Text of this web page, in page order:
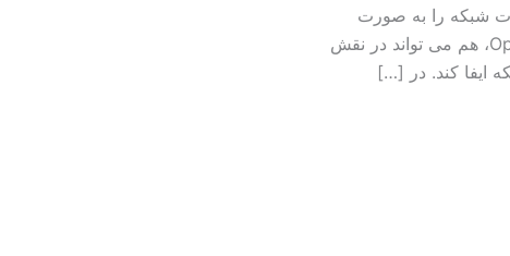
شبکه را به صورت
خودکار در اختیار client ها در شبکه قرار دهید. OpenBSD، هم می تواند در نقش
ایفا کند. در […]